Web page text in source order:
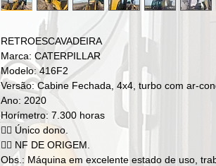
RETROESCAVADEIRA
Marca: CATERPILLAR
Modelo: 416F2
Versão: Cabine Fechada, 4x4, turbo com ar-
Ano: 2020
Horímetro: 7.300 horas
👉🏻 Único dono.
👉🏻 NF DE ORIGEM.
Obs.: Máquina em excelente estado de uso,